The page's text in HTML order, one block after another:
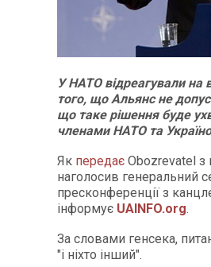
У НАТО відреагували на
того, що Альянс не
що таке рішення буде
членами НАТО та
Як передає Оbozrevatel з
наголосив генеральний
пресконференції з
інформує UAINFO.org.
За словами генсека,
"і ніхто інший".